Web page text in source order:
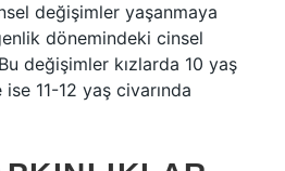
değişimler yaşanmaya
dönemindeki cinsel
değişimler kızlarda 10 yaş
11-12 yaş civarında